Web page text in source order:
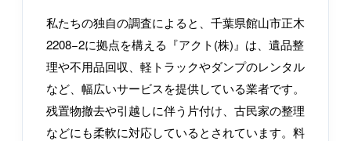
私たちの独自の調査によると、千葉県館山市正木
2208−2に拠点を構える『アクト(株)』は、遺品整
理や不用品回収、軽トラックやダンプのレンタル
など、幅広いサービスを提供している業者です。
残置物撤去や引越しに伴う片付け、古民家の整理
などにも柔軟に対応しているとされています。料